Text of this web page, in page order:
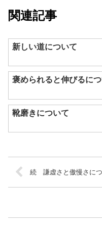
関連記事
新しい道について
褒められると伸びるに
靴磨きについて
続 謙虚さと傲慢さに